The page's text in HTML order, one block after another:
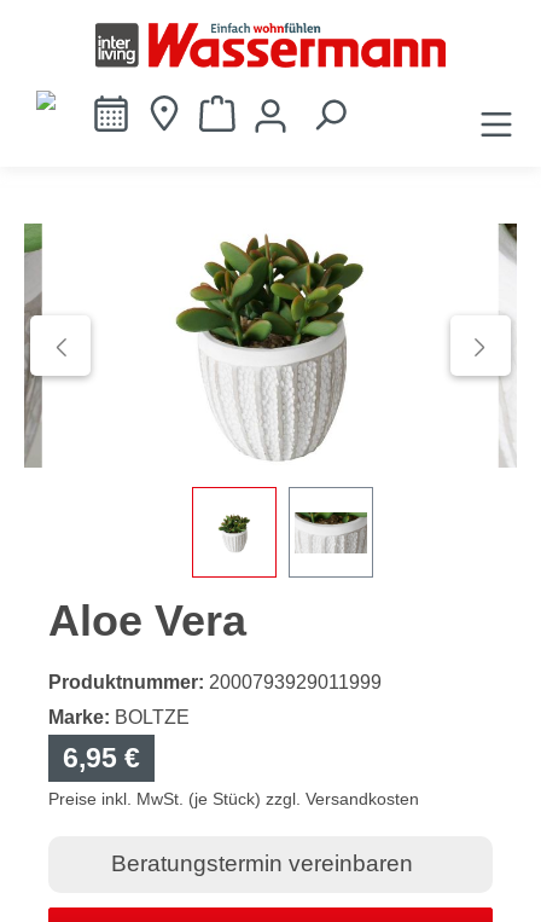
springen
Aloe Vera
Produktnummer: 2000793929011999
Marke: BOLTZE
6,95 €
Preise inkl. MwSt. (je Stück) zzgl. Versandkosten
Beratungstermin vereinbaren